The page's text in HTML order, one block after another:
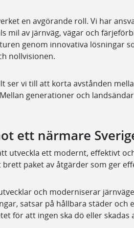
en avgörande roll. Vi har
mil av järnväg, vägar och
genom innovativa lösningar
nollvisionen.
ser vi till att korta avstånden
generationer och
ett närmare
utveckla ett modernt, effektivt
paket av åtgärder som ger
och moderniserar
satsar på hållbara städer och
för att ingen ska dö eller skadas